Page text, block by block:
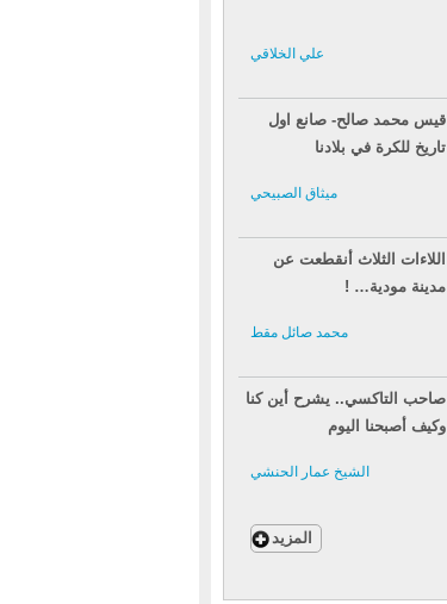
علي الخلاقي
قيس محمد صالح- صانع اول
تاريخ للكرة في بلادنا
ميثاق الصبيحي
اللاءات الثلاث أنقطعت عن
مدينة مودية… !
محمد صائل مقط
صاحب التاكسي.. يشرح أين كنا
وكيف أصبحنا اليوم
الشيخ عمار الحنشي
المزيد